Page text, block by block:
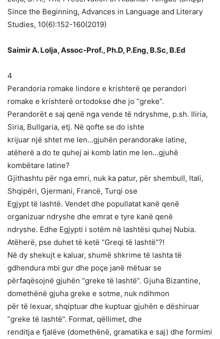
Since the Beginning, Advances in Language and Literary
Studies, 10(6):152-160(2019)
Saimir A. Lolja, Assoc-Prof., Ph.D, P.Eng, B.Sc, B.Ed
4
Perandoria romake lindore e krishterë qe perandori
romake e krishterë ortodokse dhe jo “greke”.
Perandorët e saj qenë nga vende të ndryshme, p.sh. Iliria,
Siria, Bullgaria, etj. Në qofte se do ishte
krijuar një shtet me len…gjuhën perandorake latine,
atëherë a do te quhej ai komb latin me len…gjuhë
kombëtare latine?
Gjithashtu për nga emri, nuk ka patur, për shembull, Itali,
Shqipëri, Gjermani, Francë, Turqi ose
Egjypt të lashtë. Vendet dhe popullatat kanë qenë
organizuar ndryshe dhe emrat e tyre kanë qenë
ndryshe. Edhe Egjypti i sotëm në lashtësi quhej Nubia.
Atëherë, pse duhet të ketë “Greqi të lashtë”?!
Në dy shekujt e kaluar, shumë shkrime të lashta të
gdhendura mbi gur dhe poçe janë mëtuar se
përfaqësojnë gjuhën “greke të lashtë”. Gjuha Bizantine,
domethënë gjuha greke e sotme, nuk ndihmon
për të lexuar, shqiptuar dhe kuptuar gjuhën e dëshiruar
“greke të lashtë”. Format, qëllimet, dhe
renditja e fjalëve (domethënë, gramatika e saj) dhe formimi